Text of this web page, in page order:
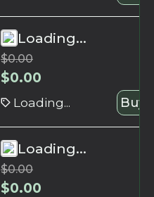
Loading...
$0.00
$0.00
Loading... Buy
Loading...
$0.00
$0.00